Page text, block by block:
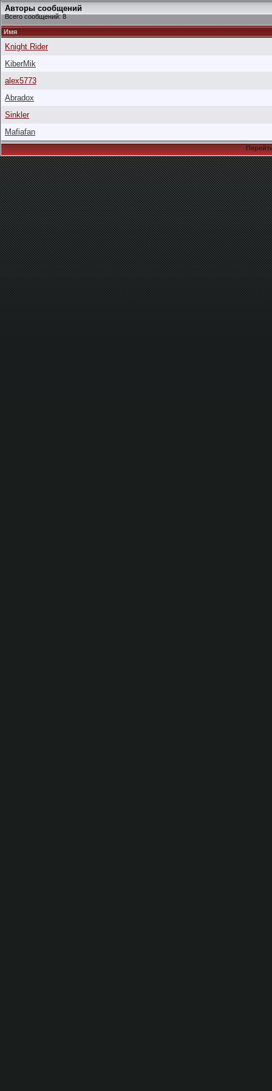
Авторы сообщений
Всего сообщений: 8
Имя
Knight Rider
KiberMik
alex5773
Abradox
Sinkler
Mafiafan